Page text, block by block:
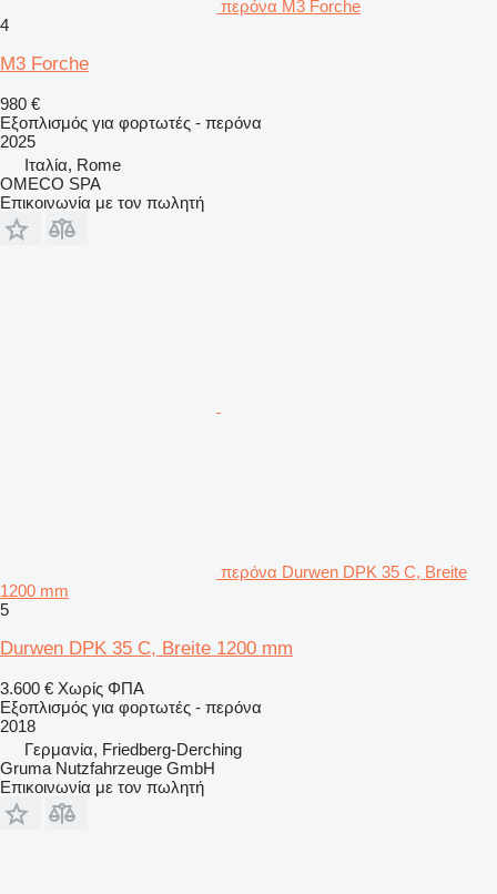
περόνα M3 Forche
4
M3 Forche
980 €
Εξοπλισμός για φορτωτές - περόνα
2025
Ιταλία, Rome
OMECO SPA
Επικοινωνία με τον πωλητή
περόνα Durwen DPK 35 C, Breite
1200 mm
5
Durwen DPK 35 C, Breite 1200 mm
3.600 € Χωρίς ΦΠΑ
Εξοπλισμός για φορτωτές - περόνα
2018
Γερμανία, Friedberg-Derching
Gruma Nutzfahrzeuge GmbH
Επικοινωνία με τον πωλητή